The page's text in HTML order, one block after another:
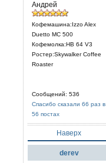
Андрей
Кофемашина:Izzo Alex
Duetto MC 500
Кофемолка:HB 64 V3
Ростер:Skywalker Coffee
Roaster
Сообщений: 536
Спасибо сказали 66 раз в
56 постах
Наверх
derev